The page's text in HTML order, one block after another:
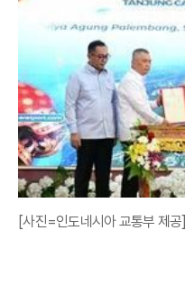
[사진=인도네시아 교통부 제공]